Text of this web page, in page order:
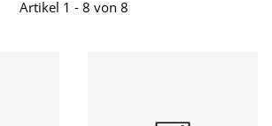
Artikel 1 - 8 von 8